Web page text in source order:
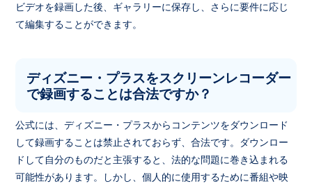
ビデオを録画した後、ギャラリーに保存し、さらに要件に応じ
て編集することができます。
ディズニー・プラスをスクリーンレコーダー
で録画することは合法ですか？
公式には、ディズニー・プラスからコンテンツをダウンロード
して録画することは禁止されておらず、合法です。ダウンロー
ドして自分のものだと主張すると、法的な問題に巻き込まれる
可能性があります。しかし、個人的に使用するために番組や映